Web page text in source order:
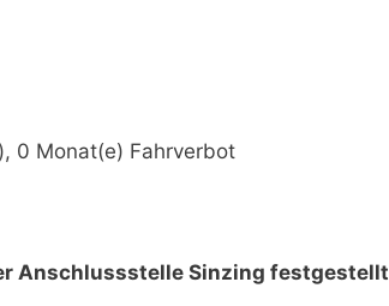
0 Monat(e) Fahrverbot
Anschlussstelle Sinzing festgestellt